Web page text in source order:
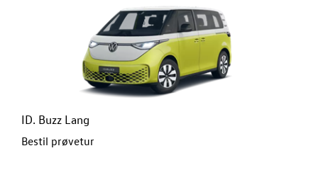
ID. Buzz Lang
Bestil prøvetur